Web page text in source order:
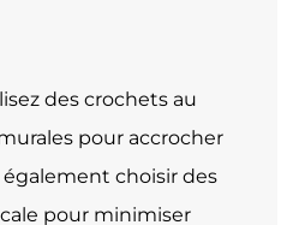
des crochets au
pour accrocher
également choisir des
pour minimiser